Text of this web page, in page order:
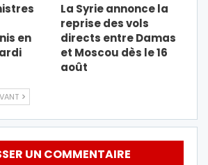
en
La Syrie annonce la
reprise des vols
directs entre Damas
et Moscou dès le 16
août
UN COMMENTAIRE